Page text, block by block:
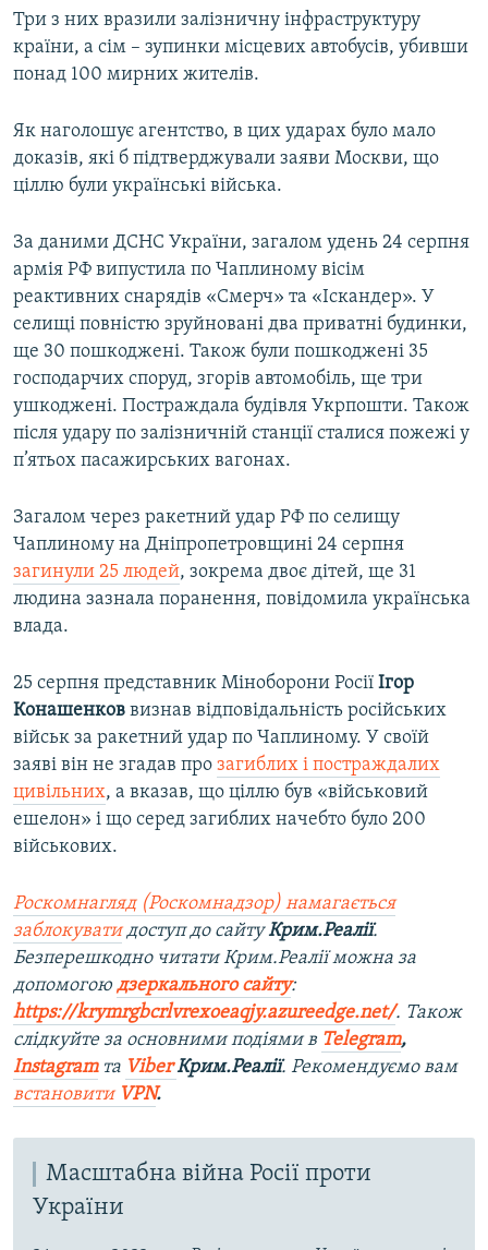
Три з них вразили залізничну інфраструктуру
країни, а сім – зупинки місцевих автобусів, убивши
понад 100 мирних жителів.
Як наголошує агентство, в цих ударах було мало
доказів, які б підтверджували заяви Москви, що
ціллю були українські війська.
За даними ДСНС України, загалом удень 24 серпня
армія РФ випустила по Чаплиному вісім
реактивних снарядів «Смерч» та «Іскандер». У
селищі повністю зруйновані два приватні будинки,
ще 30 пошкоджені. Також були пошкоджені 35
господарчих споруд, згорів автомобіль, ще три
ушкоджені. Постраждала будівля Укрпошти. Також
після удару по залізничній станції сталися пожежі у
п’ятьох пасажирських вагонах.
Загалом через ракетний удар РФ по селищу
Чаплиному на Дніпропетровщині 24 серпня
загинули 25 людей, зокрема двоє дітей, ще 31
людина зазнала поранення, повідомила українська
влада.
25 серпня представник Міноборони Росії Ігор
Конашенков визнав відповідальність російських
військ за ракетний удар по Чаплиному. У своїй
заяві він не згадав про загиблих і постраждалих
цивільних, а вказав, що ціллю був «військовий
ешелон» і що серед загиблих начебто було 200
військових.
Роскомнагляд (Роскомнадзор) намагається
заблокуватидоступ до сайтуКрим.Реалії.
Безперешкодно читати Крим.Реалії можна за
допомогою дзеркального сайту:
https://krymrgbcrlvrexoeaqjy.azureedge.net/. Також
слідкуйте за основними подіями в Telegram,
Instagramта ViberКрим.Реалії. Рекомендуємо вам
встановити VPN.
Масштабна війна Росії проти
України